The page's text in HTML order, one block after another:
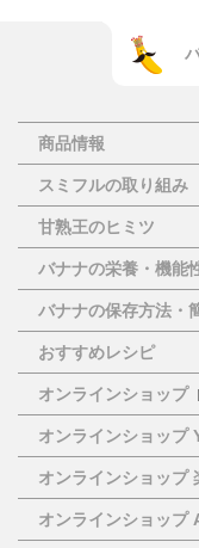
商品情報
スミフルの取り組み
甘熟王のヒミツ
バナナの栄養・機能
バナナの保存方法・
おすすめレシピ
オンラインショップ
オンラインショップ
オンラインショップ
オンラインショップ